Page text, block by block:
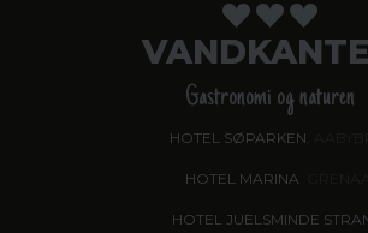
Gastronomi og naturen
HOTEL SØPARKEN
HOTEL MARINA
HOTEL JUELSMINDE